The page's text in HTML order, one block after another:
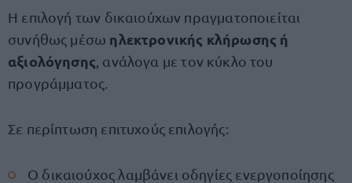
Η επιλογή των δικαιούχων πραγματοποιείται
συνήθως μέσω ηλεκτρονικής κλήρωσης ή
αξιολόγησης , ανάλογα με τον κύκλο του
προγράμματος.
Σε περίπτωση επιτυχούς επιλογής:
Ο δικαιούχος λαμβάνει οδηγίες ενεργοποίησης